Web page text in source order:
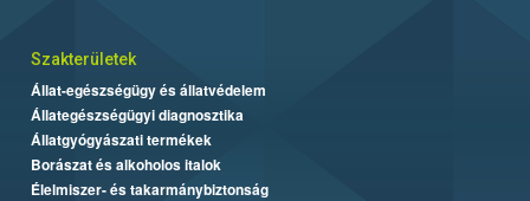
Szakterületek
Állat-egészségügy és állatvédelem
Állategészségügyi diagnosztika
Állatgyógyászati termékek
Borászat és alkoholos italok
Élelmiszer- és takarmánybiztonság